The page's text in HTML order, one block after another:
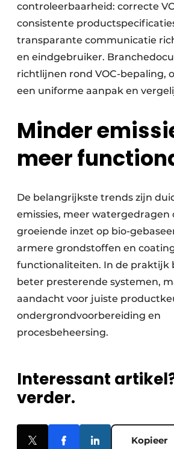
controleerbaarheid: correcte
consistente
transparante communicatie
en eindgebruiker.
richtlijnen rond VOC-bepaling,
een uniforme aanpak en
Minder
meer
De belangrijkste trends zijn
emissies, meer watergedragen
groeiende inzet op bio-
armere grondstoffen en
functionaliteiten. In de praktijk
beter presterende systemen,
aandacht voor juiste
ondergrondvoorbereiding en
procesbeheersing.
Interessant
verder.
Kopieer